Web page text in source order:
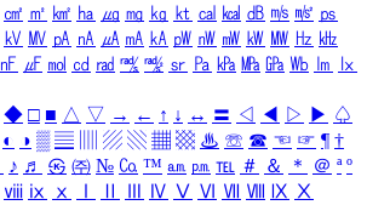
㎠ ㎡ ㎢ ㏊ ㎍ ㎎ ㎏ ㏏ ㎈ ㎉ ㏈ ㎧ ㎨ ㎰
㎸ ㎹ ㎀ ㎁ ㎂ ㎃ ㎄ ㎺ ㎻ ㎽ ㎾ ㎿ ㎐ ㎑
㎋ ㎌ ㏖ ㏅ ㎭ ㎮ ㎯ ㏛ ㎩ ㎪ ㎫ ㎬ ㏝ ㏐
㏓
◆ □ ■ △ ▽ → ← ↑ ↓ ↔ 〓 ◁ ◀ ▷ ▶ ♤
◐ ◑ ▒ ▤ ▨ ▧ ▦ ▩ ♨ ☏ ☎ ☜ ☞ ¶ †
♪ ♬ ㉿ ㈜ № ㏇ ™ ㏂ ㏘ ℡ ＃ ＆ ＊ ＠ ª º
ⅷ ⅸ ⅹ Ⅳ Ⅴ Ⅵ Ⅶ Ⅷ Ⅸ Ⅹ